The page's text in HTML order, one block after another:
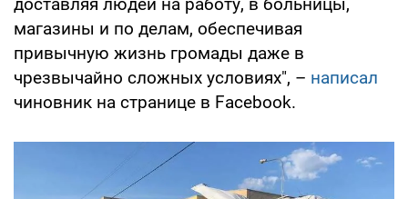
магазины и по делам, обеспечивая
привычную жизнь громады даже в
чрезвычайно сложных условиях", – написал
чиновник на странице в Facebook.